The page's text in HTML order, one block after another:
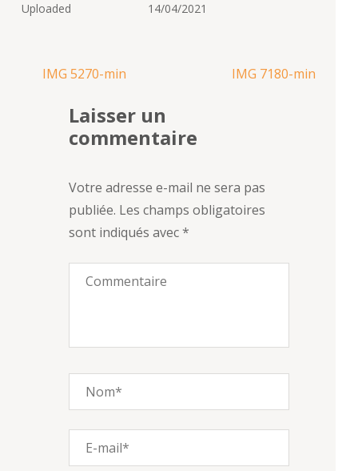
Uploaded 14/04/2021
Navigation
l’article
IMG 5270-min IMG 7180-min
Laisser un
commentaire
Votre adresse e-mail ne sera pas
publiée. Les champs obligatoires
sont indiqués avec*